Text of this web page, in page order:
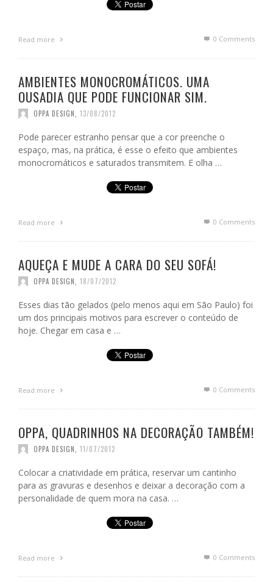
Read more 0 Comments
AMBIENTES MONOCROMÁTICOS. UMA
OUSADIA QUE PODE FUNCIONAR SIM.
OPPA DESIGN 13/08/2012
Pode parecer estranho pensar que a cor preenche o
espaço, mas, na prática, é esse o efeito que ambientes
monocromáticos e saturados transmitem. E olha …
Read more 0 Comments
AQUEÇA E MUDE A CARA DO SEU SOFÁ!
OPPA DESIGN 18/07/2012
Esses dias tão gelados (pelo menos aqui em São Paulo) foi
um dos principais motivos para escrever o conteúdo de
hoje. Chegar em casa e …
Read more 0 Comments
OPPA, QUADRINHOS NA DECORAÇÃO TAMBÉM!
OPPA DESIGN 11/07/2012
Colocar a criatividade em prática, reservar um cantinho
para as gravuras e desenhos e deixar a decoração com a
personalidade de quem mora na casa. …
Read more 0 Comments